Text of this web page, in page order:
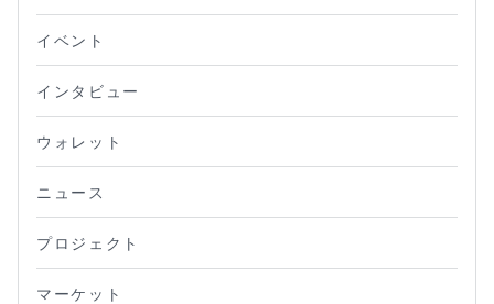
イベント
インタビュー
ウォレット
ニュース
プロジェクト
マーケット